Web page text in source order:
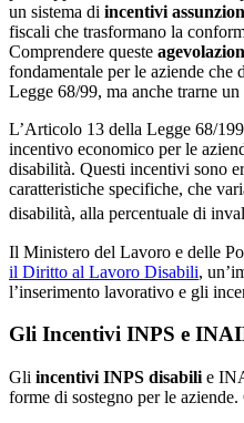
un sistema di incentivi
fiscali che trasformano la
Comprendere queste
fondamentale per le aziende che
Legge 68/99, ma anche trarne
L’Articolo 13 della Legge 68/
incentivo economico per le
disabilità. Questi incentivi sono
caratteristiche specifiche, che
disabilità, alla percentuale di
Il Ministero del Lavoro e delle
il Diritto al Lavoro Disabili,
l’inserimento lavorativo e gli
Gli Incentivi INPS e
Gli incentivi INPS disabili e
forme di sostegno per le